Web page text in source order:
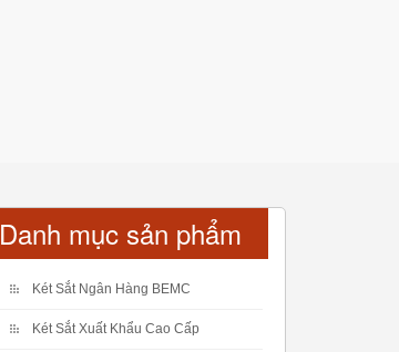
Danh mục sản phẩm
Két Sắt Ngân Hàng BEMC
Két Sắt Xuất Khẩu Cao Cấp